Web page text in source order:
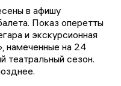
в афишу
Показ оперетты
и экскурсионная
намеченные на 24
театральный сезон.